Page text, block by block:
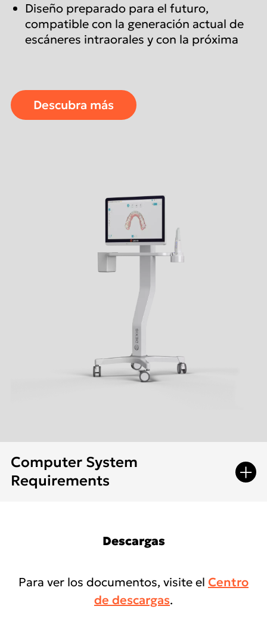
Diseño preparado para el futuro,
compatible con la generación actual de
escáneres intraorales y con la próxima
Descubra más
Computer System
Requirements
O
p
e
n
m
e
n
u
32 GB RAM
Descargas
Para ver los documentos, visite el Centro
de descargas.